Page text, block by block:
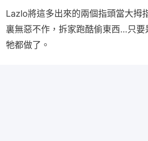
Lazlo將這多出來的兩個指頭當大拇
裏無惡不作，拆家跑酷偷東西…只要
牠都做了。